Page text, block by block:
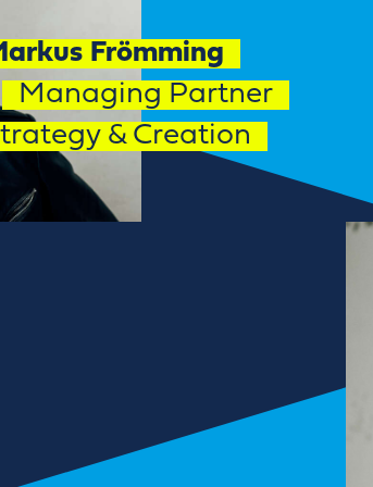
Frömming
Managing Partner
& Creation